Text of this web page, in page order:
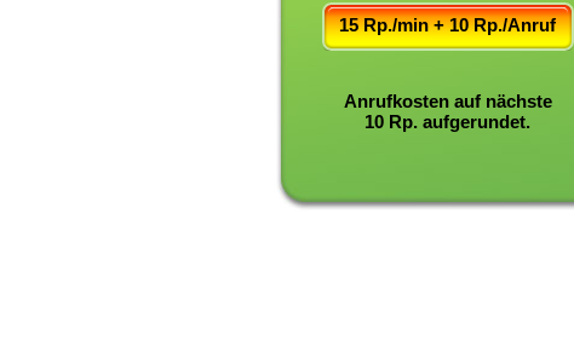
15 Rp./min + 10 Rp./Anruf
Anrufkosten auf nächste
10 Rp. aufgerundet.